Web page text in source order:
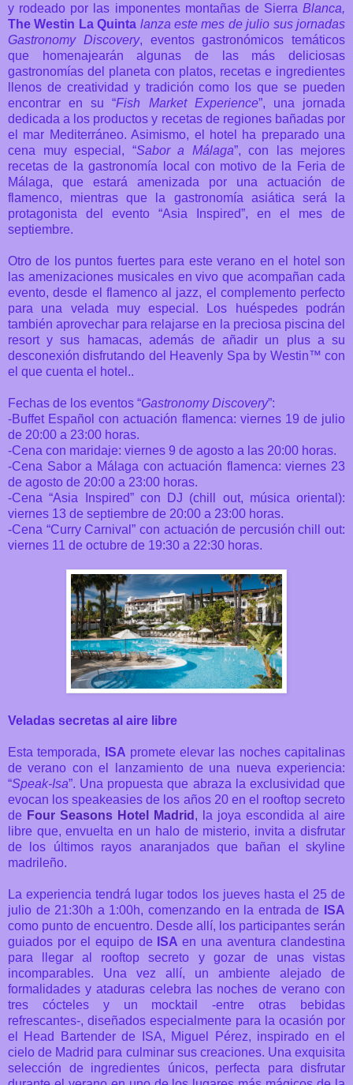
y rodeado por las imponentes montañas de Sierra Blanca,
The Westin La Quinta lanza este mes de julio sus jornadas
Gastronomy Discovery, eventos gastronómicos temáticos
que homenajearán algunas de las más deliciosas
gastronomías del planeta con platos, recetas e ingredientes
llenos de creatividad y tradición como los que se pueden
encontrar en su “Fish Market Experience”, una jornada
dedicada a los productos y recetas de regiones bañadas por
el mar Mediterráneo. Asimismo, el hotel ha preparado una
cena muy especial, “Sabor a Málaga”, con las mejores
recetas de la gastronomía local con motivo de la Feria de
Málaga, que estará amenizada por una actuación de
flamenco, mientras que la gastronomía asiática será la
protagonista del evento “Asia Inspired”, en el mes de
septiembre.
Otro de los puntos fuertes para este verano en el hotel son
las amenizaciones musicales en vivo que acompañan cada
evento, desde el flamenco al jazz, el complemento perfecto
para una velada muy especial.
Los huéspedes podrán
también aprovechar para relajarse en la preciosa piscina del
resort y sus hamacas, además de añadir un plus a su
desconexión disfrutando del Heavenly Spa by Westin™ con
el que cuenta el hotel..
Fechas de los eventos “Gastronomy Discovery”:
-Buffet Español con actuación flamenca: viernes 19 de julio
de 20:00 a 23:00 horas.
-Cena con maridaje: viernes 9 de agosto a las 20:00 horas.
-Cena Sabor a Málaga con actuación flamenca: viernes 23
de agosto de 20:00 a 23:00 horas.
-Cena “Asia Inspired” con DJ (chill out, música oriental):
viernes 13 de septiembre de 20:00 a 23:00 horas.
-Cena “Curry Carnival” con actuación de percusión chill out:
viernes 11 de octubre de 19:30 a 22:30 horas.
Veladas secretas al aire libre
Esta temporada, ISA promete elevar las noches capitalinas
de verano con el lanzamiento de una nueva experiencia:
“Speak-Isa”. Una propuesta que abraza la exclusividad que
evocan los speakeasies de los años 20 en el rooftop secreto
de Four Seasons Hotel Madrid , l a joya escondida al aire
libre que, envuelta en un halo de misterio, invita a disfrutar
de los últimos rayos anaranjados que bañan el skyline
madrileño.
La experiencia tendrá lugar todos los jueves hasta el 25 de
julio de 21:30h a 1:00h, comenzando en la entrada de
ISA
como punto de encuentro. Desde allí, los participantes serán
guiados por el equipo de ISAen una aventura clandestina
para llegar al rooftop secreto y gozar de unas vistas
incomparables. Una vez allí, un ambiente alejado de
formalidades y ataduras celebra las noches de verano con
tres cócteles y un mocktail -entre otras bebidas
refrescantes-, diseñados especialmente para la ocasión por
el Head Bartender de ISA, Miguel Pérez, inspirado en el
cielo de Madrid para culminar sus creaciones. Una exquisita
selección de ingredientes únicos, perfecta para disfrutar